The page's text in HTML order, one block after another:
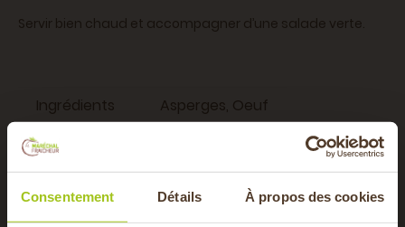
Consentement Détails À propos des cookies
Servir bien chaud et accompagner d’une salade verte.
Ingrédients
Asperges, Oeuf
Saisons
Type de plat
Entrée, Plat